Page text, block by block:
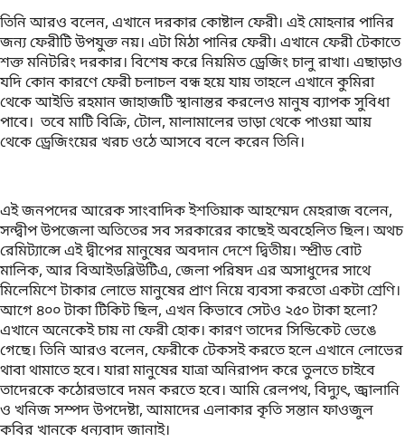
তিনি আরও বলেন, এখানে দরকার কোষ্টাল ফেরী। এই মোহনার পানির
জন্য ফেরীটি উপযুক্ত নয়। এটা মিঠা পানির ফেরী। এখানে ফেরী টেকাতে
শক্ত মনিটরিং দরকার। বিশেষ করে নিয়মিত ড্রেজিং চালু রাখা। এছাড়াও
যদি কোন কারণে ফেরী চলাচল বন্ধ হয়ে যায় তাহলে এখানে কুমিরা
থেকে আইভি রহমান জাহাজটি স্থানান্তর করলেও মানুষ ব্যাপক সুবিধা
পাবে। তবে মাটি বিক্রি, টোল, মালামালের ভাড়া থেকে পাওয়া আয়
থেকে ড্রেজিংয়ের খরচ ওঠে আসবে বলে করেন তিনি।
এই জনপদের আরেক সাংবাদিক ইশতিয়াক আহম্মেদ মেহরাজ বলেন,
সন্দ্বীপ উপজেলা অতিতের সব সরকারের কাছেই অবহেলিত ছিল। অথচ
রেমিট্যান্সে এই দ্বীপের মানুষের অবদান দেশে দ্বিতীয়। স্প্রীড বোট
মালিক, আর বিআইডব্লিউটিএ, জেলা পরিষদ এর অসাধুদের সাথে
মিলেমিশে টাকার লোভে মানুষের প্রাণ নিয়ে ব্যবসা করতো একটা শ্রেণি।
আগে ৪০০ টাকা টিকিট ছিল, এখন কিভাবে সেটও ২৫০ টাকা হলো?
এখানে অনেকেই চায় না ফেরী হোক। কারণ তাদের সিন্ডিকেট ভেঙে
গেছে। তিনি আরও বলেন, ফেরীকে টেকসই করতে হলে এখানে লোভের
থাবা থামাতে হবে। যারা মানুষের যাত্রা অনিরাপদ করে তুলতে চাইবে
তাদেরকে কঠোরভাবে দমন করতে হবে। আমি রেলপথ, বিদ্যুৎ, জ্বালানি
ও খনিজ সম্পদ উপদেষ্টা, আমাদের এলাকার কৃতি সন্তান ফাওজুল
কবির খানকে ধন্যবাদ জানাই।